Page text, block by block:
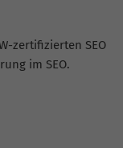
zertifizierten SEO
im SEO.